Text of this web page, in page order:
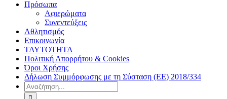
Πρόσωπα
Αφιερώματα
Συνεντεύξεις
Αθλητισμός
Επικοινωνία
ΤΑΥΤΟΤΗΤΑ
Πολιτική Απορρήτου & Cookies
Όροι Χρήσης
Δήλωση Συμμόρφωσης με τη Σύσταση (ΕΕ) 2018/334
Αναζήτηση
για: